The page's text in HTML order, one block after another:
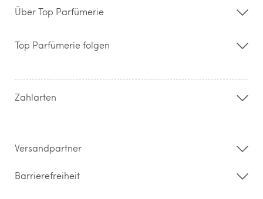
Über Top Parfümerie
Storefinder
Kontakt
Widerrufsrecht & Rückgabebedingungen
Top Parfümerie folgen
Zahlarten
Versandpartner
Barrierefreiheit